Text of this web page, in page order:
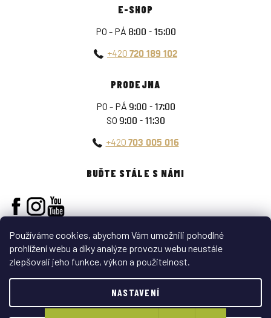
Používáme cookies, abychom Vám umožnili pohodlné
prohlížení webu a díky analýze provozu webu neustále
zlepšovali jeho funkce, výkon a použitelnost.
NASTAVENÍ
E-SHOP
PO - PÁ 8:00 - 15:00
+420 720 189 102
PRODEJNA
PO - PÁ 9:00 - 17:00
SO 9:00 - 11:30
+420 703 005 016
BUĎTE STÁLE S NÁMI